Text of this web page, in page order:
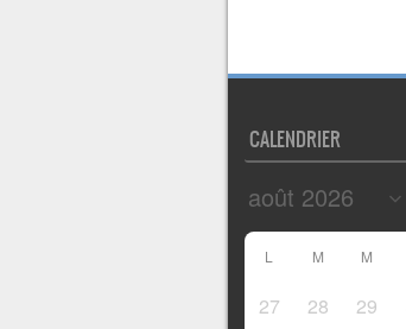
CALENDRIER
L M M
27 28 29